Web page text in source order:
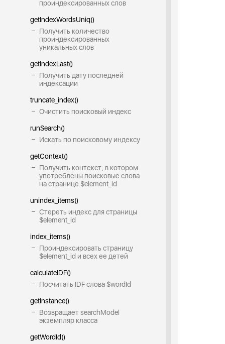
проиндексированных слов
getIndexWordsUniq()
Получить количество
проиндексированных
уникальных слов
getIndexLast()
Получить дату последней
индексации
truncate_index()
Очистить поисковый индекс
runSearch()
Искать по поисковому индексу
getContext()
Получить контекст, в котором
употреблены поисковые слова
на странице $element_id
unindex_items()
Стереть индекс для страницы
$element_id
index_items()
Проиндексировать страницу
$element_id и всех ее детей
calculateIDF()
Посчитать IDF слова $wordId
getInstance()
Возвращает searchModel
экземпляр класса
getWordId()